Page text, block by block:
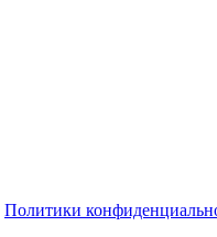
Политики